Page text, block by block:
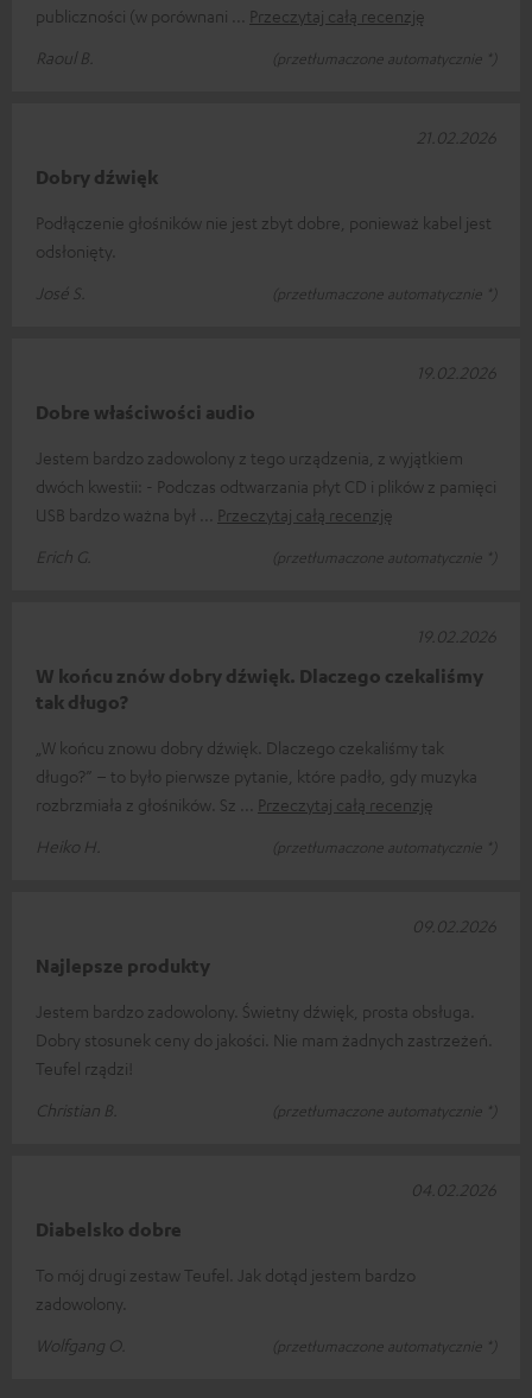
publiczności (w porównani
Przeczytaj całą recenzję
Raoul B.
(przetłumaczone automatycznie *)
Dobry dźwięk
Podłączenie głośników nie jest zbyt dobre, ponieważ kabel jest
odsłonięty.
José S.
(przetłumaczone automatycznie *)
21.02.2026
Dobre właściwości audio
Jestem bardzo zadowolony z tego urządzenia, z wyjątkiem
dwóch kwestii: - Podczas odtwarzania płyt CD i plików z pamięci
USB bardzo ważna był
Przeczytaj całą recenzję
Erich G.
(przetłumaczone automatycznie *)
19.02.2026
W końcu znów dobry dźwięk. Dlaczego czekaliśmy
tak długo?
„W końcu znowu dobry dźwięk. Dlaczego czekaliśmy tak
długo?” – to było pierwsze pytanie, które padło, gdy muzyka
rozbrzmiała z głośników. Sz
Przeczytaj całą recenzję
Heiko H.
(przetłumaczone automatycznie *)
19.02.2026
Najlepsze produkty
Jestem bardzo zadowolony. Świetny dźwięk, prosta obsługa.
Dobry stosunek ceny do jakości. Nie mam żadnych zastrzeżeń.
Teufel rządzi!
Christian B.
(przetłumaczone automatycznie *)
09.02.2026
Diabelsko dobre
To mój drugi zestaw Teufel. Jak dotąd jestem bardzo
zadowolony.
Wolfgang O.
(przetłumaczone automatycznie *)
04.02.2026